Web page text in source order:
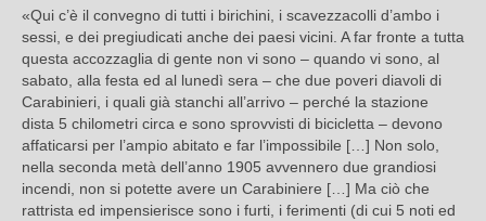
«Qui c’è il convegno di tutti i birichini, i scavezzacolli d’ambo i
sessi, e dei pregiudicati anche dei paesi vicini. A far fronte a tutta
questa accozzaglia di gente non vi sono – quando vi sono, al
sabato, alla festa ed al lunedì sera – che due poveri diavoli di
Carabinieri, i quali già stanchi all’arrivo – perché la stazione
dista 5 chilometri circa e sono sprovvisti di bicicletta – devono
affaticarsi per l’ampio abitato e far l’impossibile […] Non solo,
nella seconda metà dell’anno 1905 avvennero due grandiosi
incendi, non si potette avere un Carabiniere […] Ma ciò che
rattrista ed impensierisce sono i furti, i ferimenti (di cui 5 noti ed